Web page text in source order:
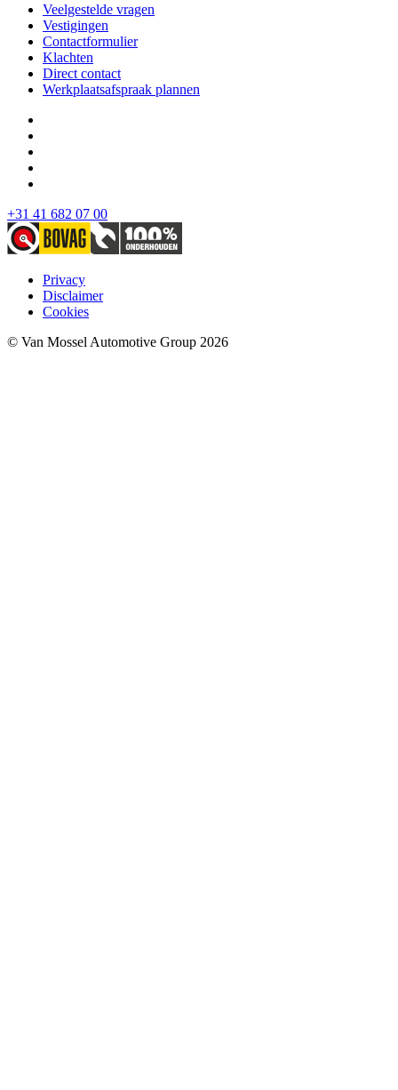
Veelgestelde vragen
Vestigingen
Contactformulier
Klachten
Direct contact
Werkplaatsafspraak plannen
+31 41 682 07 00
Privacy
Disclaimer
Cookies
© Van Mossel Automotive Group 2026